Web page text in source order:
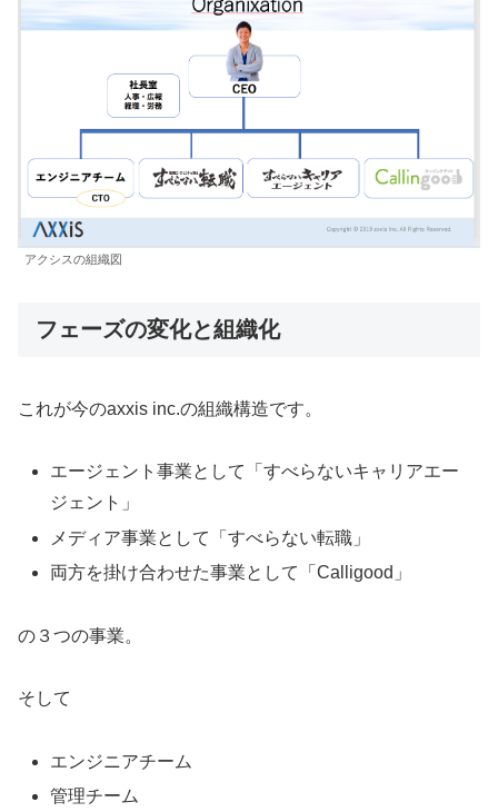
アクシスの組織図
フェーズの変化と組織化
これが今のaxxis inc.の組織構造です。
エージェント事業として「すべらないキャリアエー
ジェント」
メディア事業として「すべらない転職」
両方を掛け合わせた事業として「Calligood」
の３つの事業。
そして
エンジニアチーム
管理チーム